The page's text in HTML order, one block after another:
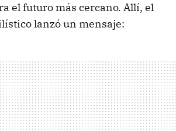
el futuro más cercano. Allí, el
lanzó un mensaje: